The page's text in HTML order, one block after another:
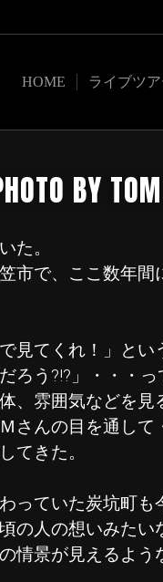
HOME ライブツ
BY TOM
た。
市で、ここ数年間
見てくれ！」とい
ろう?!?」・・・
、雰囲気などを見
さんの目を通して
てきた。
っていた炭坑町
の人の想いみた
情景が見えるよう